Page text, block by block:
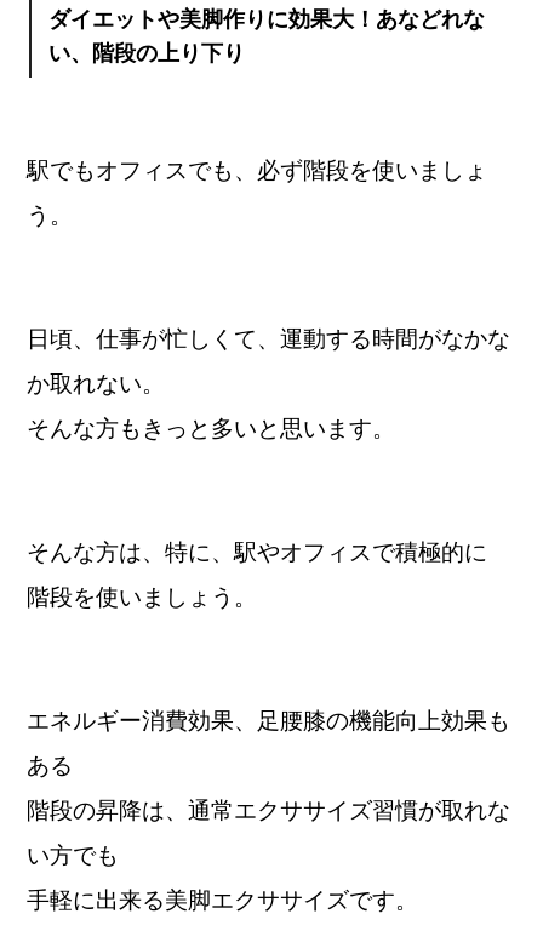
ダイエットや美脚作りに効果大！あなどれな
い、階段の上り下り
駅でもオフィスでも、必ず階段を使いましょ
う。
日頃、仕事が忙しくて、運動する時間がなかな
か取れない。
そんな方もきっと多いと思います。
そんな方は、特に、駅やオフィスで積極的に
階段を使いましょう。
エネルギー消費効果、足腰膝の機能向上効果も
ある
階段の昇降は、通常エクササイズ習慣が取れな
い方でも
手軽に出来る美脚エクササイズです。